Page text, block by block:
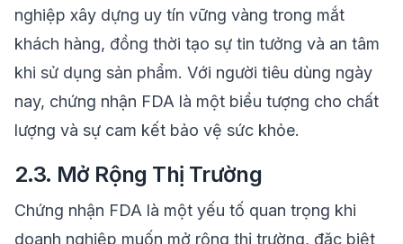
nghiệp xây dựng uy tín vững vàng trong mắt
khách hàng, đồng thời tạo sự tin tưởng và an tâm
khi sử dụng sản phẩm. Với người tiêu dùng ngày
nay, chứng nhận FDA là một biểu tượng cho chất
lượng và sự cam kết bảo vệ sức khỏe.
2.3. Mở Rộng Thị Trường
Chứng nhận FDA là một yếu tố quan trọng khi
doanh nghiệp muốn mở rộng thị trường, đặc biệt